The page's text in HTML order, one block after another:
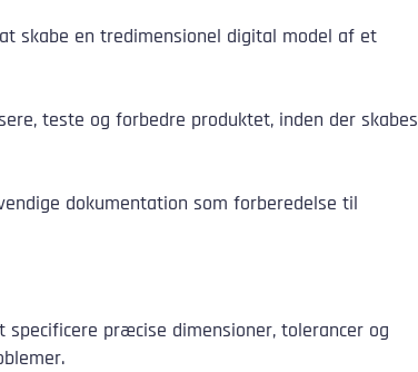
skabe en tredimensionel digital model af et
teste og forbedre produktet, inden der skabes
dokumentation som forberedelse til
præcise dimensioner, tolerancer og